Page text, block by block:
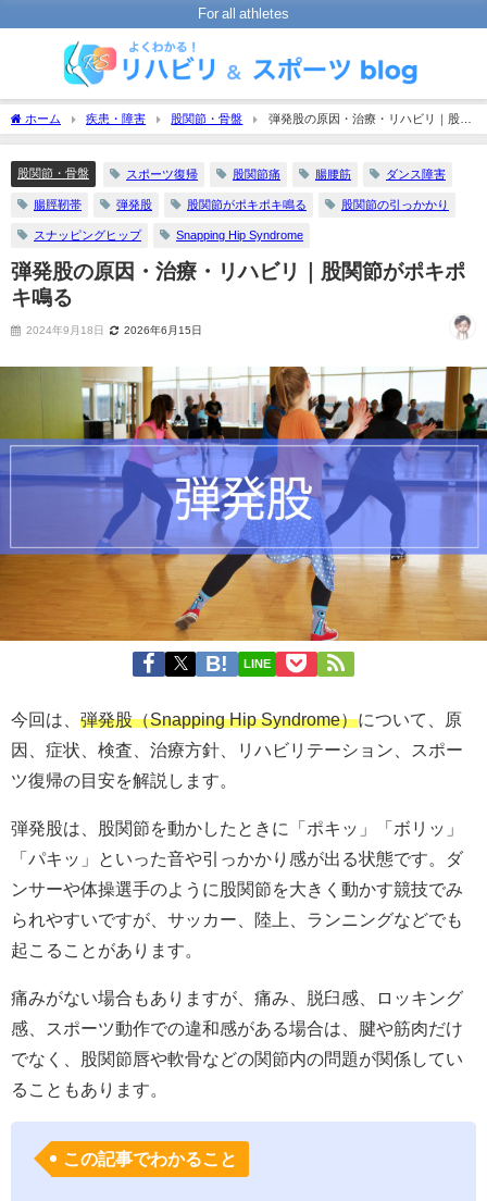
For all athletes
ホーム 疾患・障害 股関節・骨盤
弾発股の原因・治療・リハビリ｜股関
節がポキポキ鳴る
股関節・骨盤 スポーツ復帰 股関節痛 腸腰筋 ダンス障害
腸脛靭帯 弾発股 股関節がポキポキ鳴る 股関節の引っかかり
スナッピングヒップ Snapping Hip Syndrome
弾発股の原因・治療・リハビリ｜股関節がポキポ
キ鳴る
2024年9月18日 2026年6月15日
LINE
今回は、 弾発股（Snapping Hip Syndrome）について、原
因、症状、検査、治療方針、リハビリテーション、スポー
ツ復帰の目安を解説します。
弾発股は、股関節を動かしたときに「ポキッ」「ボリッ」
「パキッ」といった音や引っかかり感が出る状態です。ダ
ンサーや体操選手のように股関節を大きく動かす競技でみ
られやすいですが、サッカー、陸上、ランニングなどでも
起こることがあります。
痛みがない場合もありますが、痛み、脱臼感、ロッキング
感、スポーツ動作での違和感がある場合は、腱や筋肉だけ
でなく、股関節唇や軟骨などの関節内の問題が関係してい
ることもあります。
この記事でわかること